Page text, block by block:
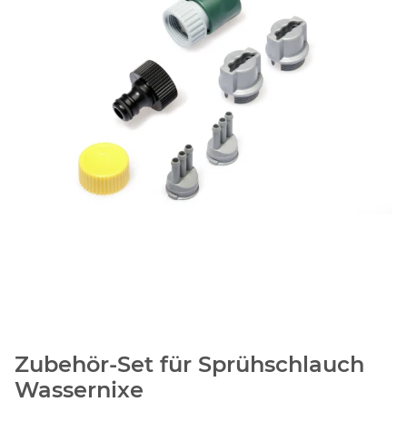
Zubehör-Set für Sprühschlauch
Wassernixe